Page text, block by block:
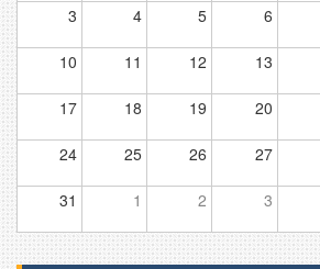
3 4 5 6
10 11 12 13
17 18 19 20
24 25 26 27
31 1 2 3